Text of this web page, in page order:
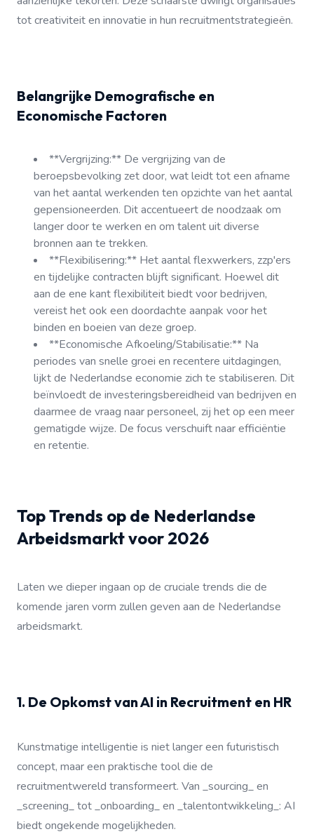
tot creativiteit en innovatie in hun recruitmentstrategieën.
Belangrijke Demografische en
Economische Factoren
**Vergrijzing:** De vergrijzing van de
beroepsbevolking zet door, wat leidt tot een afname
van het aantal werkenden ten opzichte van het aantal
gepensioneerden. Dit accentueert de noodzaak om
langer door te werken en om talent uit diverse
bronnen aan te trekken.
**Flexibilisering:** Het aantal flexwerkers, zzp'ers
en tijdelijke contracten blijft significant. Hoewel dit
aan de ene kant flexibiliteit biedt voor bedrijven,
vereist het ook een doordachte aanpak voor het
binden en boeien van deze groep.
**Economische Afkoeling/Stabilisatie:** Na
periodes van snelle groei en recentere uitdagingen,
lijkt de Nederlandse economie zich te stabiliseren. Dit
beïnvloedt de investeringsbereidheid van bedrijven en
daarmee de vraag naar personeel, zij het op een meer
gematigde wijze. De focus verschuift naar efficiëntie
en retentie.
Top Trends op de Nederlandse
Arbeidsmarkt voor 2026
Laten we dieper ingaan op de cruciale trends die de
komende jaren vorm zullen geven aan de Nederlandse
arbeidsmarkt.
1. De Opkomst van AI in Recruitment en HR
Kunstmatige intelligentie is niet langer een futuristisch
concept, maar een praktische tool die de
recruitmentwereld transformeert. Van _sourcing_ en
_screening_ tot _onboarding_ en _talentontwikkeling_: AI
biedt ongekende mogelijkheden.